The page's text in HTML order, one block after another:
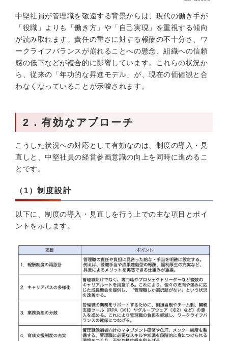
中堅社員が管理職を敬遠する背景からは、現代の働き手が
「役職」よりも「働き方」や「自己実現」を重視する傾向
が読み取れます。責任の重さに対する報酬の不十分さ、ワ
ークライフバランスが崩れることへの懸念、組織への信頼
感の低下などが複合的に影響しています。これらの状況か
ら、従来の「年功的な昇進モデル」が、現在の価値観と合
わなくなっていることが示唆されます。
2．有効なアプローチ
こうした状況への対応として有効なのは、制度の導入・見
直しと、中堅社員の経営参画意識の向上を同時に進めるこ
とです。
（1）制度設計
以下に、制度の導入・見直しを行う上での主な項目とポイ
ントを示します。